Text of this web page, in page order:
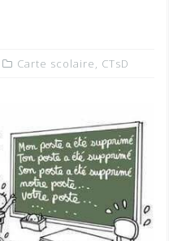
Carte scolaire, CTsD